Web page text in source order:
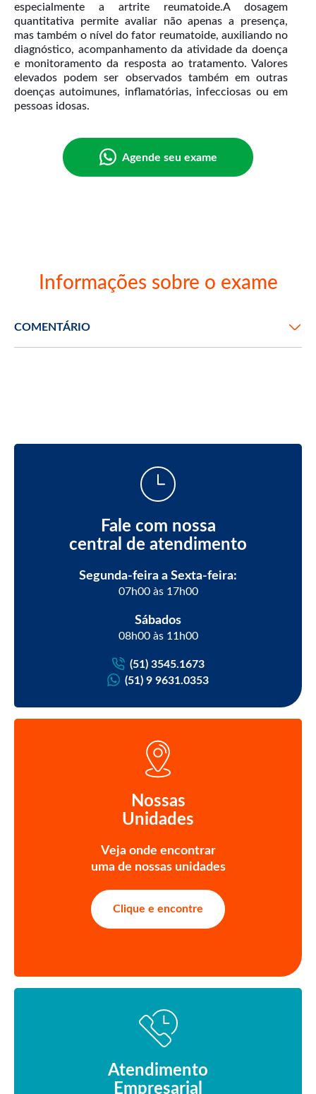
especialmente a artrite reumatoide.A dosagem
quantitativa permite avaliar não apenas a presença,
mas também o nível do fator reumatoide, auxiliando no
diagnóstico, acompanhamento da atividade da doença
e monitoramento da resposta ao tratamento. Valores
elevados podem ser observados também em outras
doenças autoimunes, inflamatórias, infecciosas ou em
Agende seu exame
Informações sobre o exame
COMENTÁRIO
Fale com nossa
central de atendimento
Segunda-feira a Sexta-feira:
07h00 às 17h00
Sábados
08h00 às 11h00
(51) 3545.1673
(51) 9 9631.0353
Nossas
Unidades
Veja onde encontrar
uma de nossas unidades
Clique e encontre
Atendimento
Empresarial